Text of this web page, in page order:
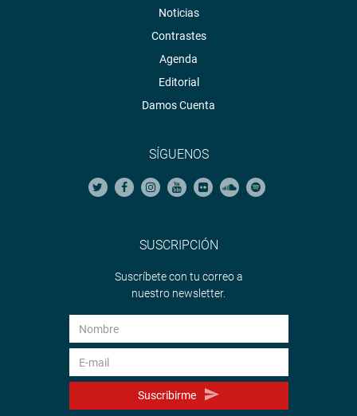
Noticias
Contrastes
Agenda
Editorial
Damos Cuenta
SÍGUENOS
SUSCRIPCIÓN
Suscríbete con tu correo a
nuestro newsletter.
Suscribirme